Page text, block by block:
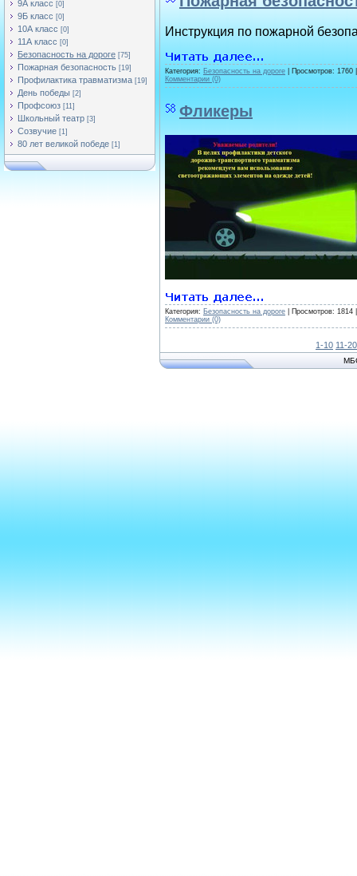
9А класс [0]
9Б класс [0]
10А класс [0]
11А класс [0]
Безопасность на дороге [75]
Пожарная безопасность [19]
Профилактика травматизма [19]
День победы [2]
Профсоюз [11]
Школьный театр [3]
Созвучие [1]
80 лет великой победе [1]
Инструкция по пожарной
Категория: Безопасность на дороге | Просмотров:
Комментарии (0)
Фликеры
Категория: Безопасность на дороге | Просмотров:
Комментарии (0)
1-10 11-20